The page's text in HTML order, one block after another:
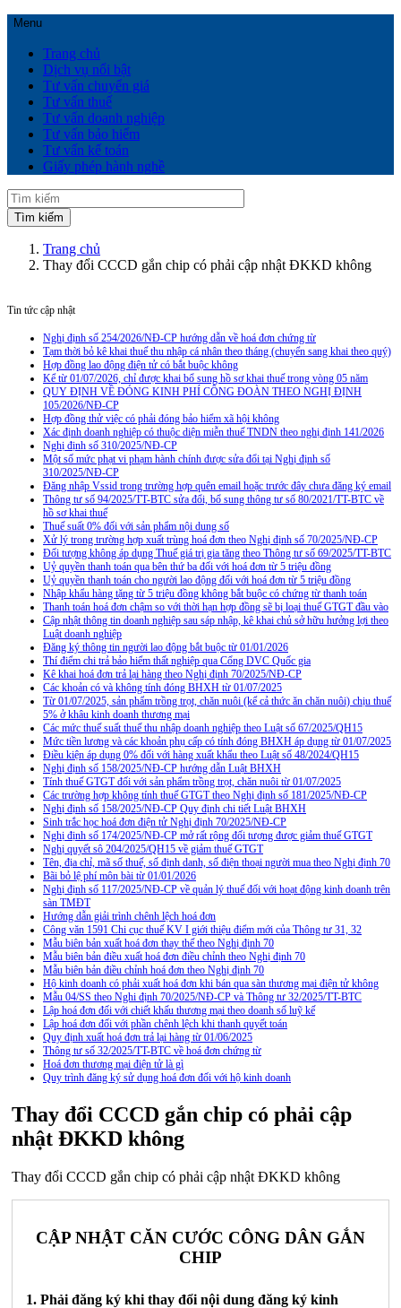
Menu
Trang chủ
Dịch vụ nổi bật
Tư vấn chuyển giá
Tư vấn thuế
Tư vấn doanh nghiệp
Tư vấn bảo hiểm
Tư vấn kế toán
Giấy phép hành nghề
Trang chủ
Thay đổi CCCD gắn chip có phải cập nhật ĐKKD không
Tin tức cập nhật
Nghị định số 254/2026/NĐ-CP hướng dẫn về hoá đơn chứng từ
Tạm thời bỏ kê khai thuế thu nhập cá nhân theo tháng (chuyển sang khai theo quý)
Hợp đồng lao động điện tử có bắt buộc không
Kể từ 01/07/2026, chỉ được khai bổ sung hồ sơ khai thuế trong vòng 05 năm
QUY ĐỊNH VỀ ĐÓNG KINH PHÍ CÔNG ĐOÀN THEO NGHỊ ĐỊNH
105/2026/NĐ-CP
Hợp đồng thử việc có phải đóng bảo hiểm xã hội không
Xác định doanh nghiệp có thuộc diện miễn thuế TNDN theo nghị định 141/2026
Nghị định số 310/2025/NĐ-CP
Một số mức phạt vi phạm hành chính được sửa đổi tại Nghị định số
310/2025/NĐ-CP
Đăng nhập Vssid trong trường hợp quên email hoặc trước đây chưa đăng ký email
Thông tư số 94/2025/TT-BTC sửa đổi, bổ sung thông tư số 80/2021/TT-BTC về
hồ sơ khai thuế
Thuế suất 0% đối với sản phẩm nội dung số
Xử lý trong trường hợp xuất trùng hoá đơn theo Nghị định số 70/2025/NĐ-CP
Đối tượng không áp dụng Thuế giá trị gia tăng theo Thông tư số 69/2025/TT-BTC
Uỷ quyền thanh toán qua bên thứ ba đối với hoá đơn từ 5 triệu đồng
Uỷ quyền thanh toán cho người lao động đối với hoá đơn từ 5 triệu đồng
Nhập khẩu hàng tặng từ 5 triệu đồng không bắt buộc có chứng từ thanh toán
Thanh toán hoá đơn chậm so với thời hạn hợp đồng sẽ bị loại thuế GTGT đầu vào
Cập nhật thông tin doanh nghiệp sau sáp nhập, kê khai chủ sở hữu hưởng lợi theo
Luật doanh nghiệp
Đăng ký thông tin người lao động bắt buộc từ 01/01/2026
Thí điểm chi trả bảo hiểm thất nghiệp qua Cổng DVC Quốc gia
Kê khai hoá đơn trả lại hàng theo Nghị định 70/2025/NĐ-CP
Các khoản có và không tính đóng BHXH từ 01/07/2025
Từ 01/07/2025, sản phẩm trồng trọt, chăn nuôi (kể cả thức ăn chăn nuôi) chịu thuế
5% ở khâu kinh doanh thương mại
Các mức thuế suất thuế thu nhập doanh nghiệp theo Luật số 67/2025/QH15
Mức tiền lương và các khoản phụ cấp có tính đóng BHXH áp dụng từ 01/07/2025
Điều kiện áp dụng 0% đối với hàng xuất khẩu theo Luật số 48/2024/QH15
Nghị định số 158/2025/NĐ-CP hướng dẫn Luật BHXH
Tính thuế GTGT đối với sản phẩm trồng trọt, chăn nuôi từ 01/07/2025
Các trường hợp không tính thuế GTGT theo Nghị định số 181/2025/NĐ-CP
Nghị định số 158/2025/NĐ-CP Quy định chi tiết Luật BHXH
Sinh trắc học hoá đơn điện tử Nghị định 70/2025/NĐ-CP
Nghị định số 174/2025/NĐ-CP mở rất rộng đối tượng được giảm thuế GTGT
Nghị quyết sô 204/2025/QH15 về giảm thuế GTGT
Tên, địa chỉ, mã số thuế, số định danh, số điện thoại người mua theo Nghị định 70
Bãi bỏ lệ phí môn bài từ 01/01/2026
Nghị định số 117/2025/NĐ-CP về quản lý thuế đối với hoạt động kinh doanh trên
sàn TMĐT
Hướng dẫn giải trình chênh lệch hoá đơn
Công văn 1591 Chi cục thuế KV I giới thiệu điểm mới của Thông tư 31, 32
Mẫu biên bản xuất hoá đơn thay thế theo Nghị định 70
Mẫu biên bản điều xuất hoá đơn điều chỉnh theo Nghị định 70
Mẫu biên bản điều chỉnh hoá đơn theo Nghị định 70
Hộ kinh doanh có phải xuất hoá đơn khi bán qua sàn thương mại điện tử không
Mẫu 04/SS theo Nghi định 70/2025/NĐ-CP và Thông tư 32/2025/TT-BTC
Lập hoá đơn đối với chiết khấu thương mại theo doanh số luỹ kế
Lập hoá đơn đối với phần chênh lệch khi thanh quyết toán
Quy định xuất hoá đơn trả lại hàng từ 01/06/2025
Thông tư số 32/2025/TT-BTC về hoá đơn chứng từ
Hoá đơn thương mại điện tử là gì
Quy trình đăng ký sử dụng hoá đơn đối với hộ kinh doanh
Thay đổi CCCD gắn chip có phải cập
nhật ĐKKD không
Thay đổi CCCD gắn chip có phải cập nhật ĐKKD không
CẬP NHẬT CĂN CƯỚC CÔNG DÂN GẮN
CHIP
1. Phải đăng ký khi thay đổi nội dung đăng ký kinh